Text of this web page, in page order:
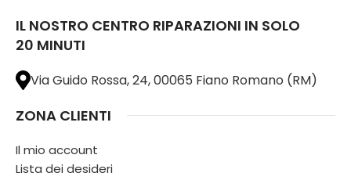
IL NOSTRO CENTRO RIPARAZIONI IN SOLO
20 MINUTI
Via Guido Rossa, 24, 00065 Fiano Romano (RM)
ZONA CLIENTI
Il mio account
Lista dei desideri